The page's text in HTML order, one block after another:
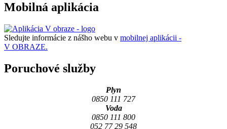
Mobilná aplikácia
Sledujte informácie z nášho webu v mobilnej aplikácii -
V OBRAZE.
Poruchové služby
Plyn
0850 111 727
Voda
0850 111 800
052 77 29 548